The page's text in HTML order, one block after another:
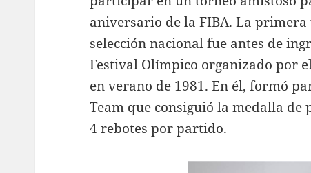
aniversario de la FIBA. La
selección nacional fue antes de
Festival Olímpico organizado por
en verano de 1981. En él, formó
Team que consiguió la medalla
4 rebotes por partido.